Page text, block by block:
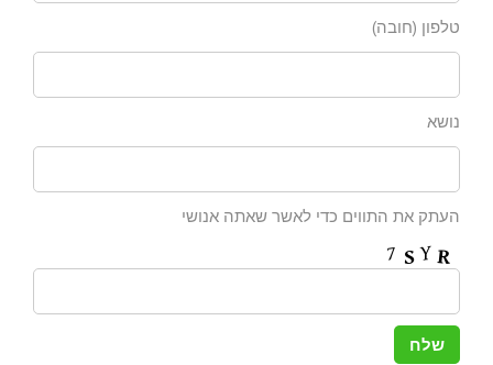
טלפון (חובה)
נושא
העתק את התווים כדי לאשר שאתה אנושי